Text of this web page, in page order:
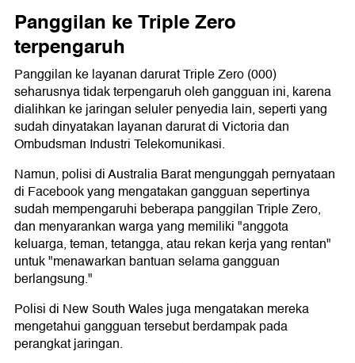
Panggilan ke Triple Zero
terpengaruh
Panggilan ke layanan darurat Triple Zero (000)
seharusnya tidak terpengaruh oleh gangguan ini, karena
dialihkan ke jaringan seluler penyedia lain, seperti yang
sudah dinyatakan layanan darurat di Victoria dan
Ombudsman Industri Telekomunikasi.
Namun, polisi di Australia Barat mengunggah pernyataan
di Facebook yang mengatakan gangguan sepertinya
sudah mempengaruhi beberapa panggilan Triple Zero,
dan menyarankan warga yang memiliki "anggota
keluarga, teman, tetangga, atau rekan kerja yang rentan"
untuk "menawarkan bantuan selama gangguan
berlangsung."
Polisi di New South Wales juga mengatakan mereka
mengetahui gangguan tersebut berdampak pada
perangkat jaringan.